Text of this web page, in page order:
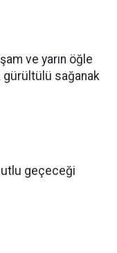
ve yarın öğle
gürültülü sağanak
geçeceği